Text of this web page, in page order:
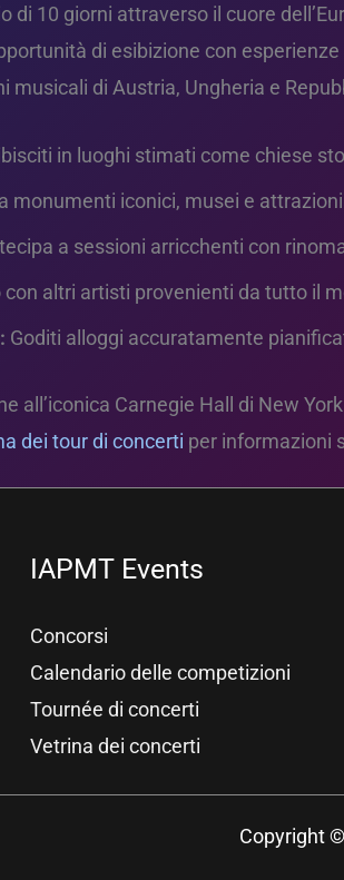
di 10 giorni attraverso il cuore
di esibizione con
musicali di Austria, Ungheria e
in luoghi stimati come chiese
monumenti iconici, musei e
a sessioni arricchenti con
altri artisti provenienti da tutto il
Goditi alloggi accuratamente
all’iconica Carnegie Hall di New
dei tour di concerti per informazioni
IAPMT Events
Concorsi
Calendario delle competizioni
Tournée di concerti
Vetrina dei concerti
Copyright